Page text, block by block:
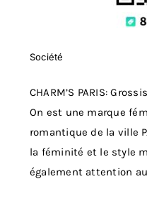
Société
CHARM’S PARIS:
On est une marque
romantique de la ville
la féminité et le style
également attention